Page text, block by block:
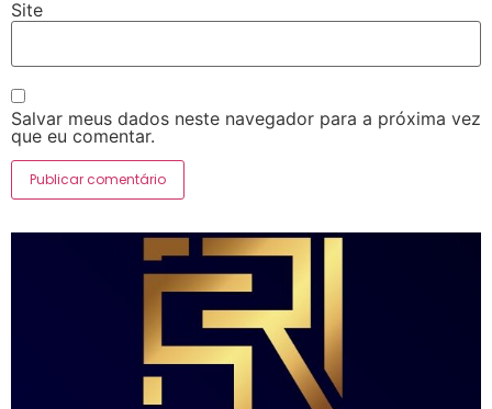
Site
Salvar meus dados neste navegador para a próxima vez
que eu comentar.